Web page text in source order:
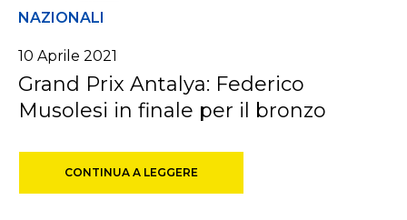
NAZIONALI
10 Aprile 2021
Grand Prix Antalya: Federico
Musolesi in finale per il bronzo
CONTINUA A LEGGERE